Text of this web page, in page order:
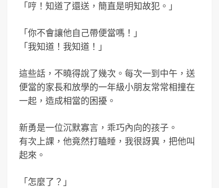
「哼！知道了還送，簡直是明知故犯。」
「你不會讓他自己帶便當嗎！」
「我知道！我知道！」
這些話，不曉得說了幾次。每次一到中午，送
便當的家長和放學的一年級小朋友常常相撞在
一起，造成相當的困擾。
新勇是一位沉默寡言，乖巧內向的孩子。
有次上課，他竟然打瞌睡，我很訝異，把他叫
起來。
「怎麼了？」